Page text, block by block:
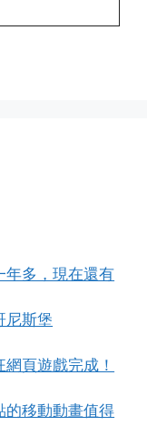
年多，現在還有
尼斯堡
網頁遊戲完成！
的移動動畫值得